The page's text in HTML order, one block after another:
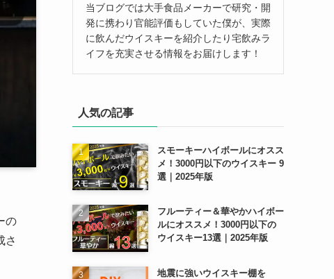
の
さ
当ブログでは大手食品メーカーで研究・開
発に携わり官能評価もしていた僕が、実際
に飲んだウイスキーを紹介したり宅飲みラ
イフを充実させる情報をお届けします！
人気の記事
スモーキーハイボールにオスス
メ！3000円以下のウイスキー 9
選｜2025年版
フルーティー＆華やかハイボー
ルにオススメ！3000円以下の
ウイスキー13選｜2025年版
地震に強いウイスキー棚を